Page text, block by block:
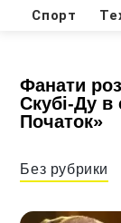
Спорт
Фанати
Скубі-Ду в
Початок»
Без рубрики